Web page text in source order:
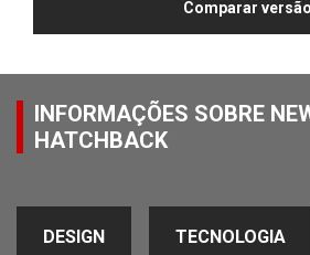
Comparar versão
INFORMAÇÕES SOBRE
HATCHBACK
DESIGN TECNOLOGIA